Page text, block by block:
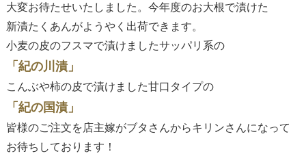
大変お待たせいたしました。今年度のお大根で漬けた
新漬たくあんがようやく出荷できます。
小麦の皮のフスマで漬けましたサッパリ系の
「紀の川漬」
こんぶや柿の皮で漬けました甘口タイプの
「紀の国漬」
皆様のご注文を店主嫁がブタさんからキリンさんになって
お待ちしております！